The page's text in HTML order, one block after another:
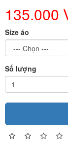
135.000
Size áo
Số lượng